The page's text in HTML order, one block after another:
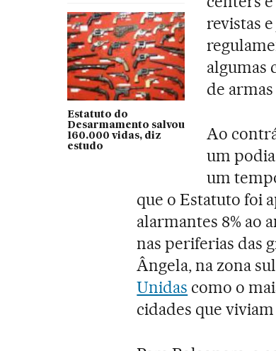
Estatuto do
Desarmamento salvou
160.000 vidas, diz
estudo
revistas
algumas
de
Ao
um
um
que o Estatuto foi
alarmantes 8% ao
nas periferias das
Ângela, na zona
Unidas como o
cidades que